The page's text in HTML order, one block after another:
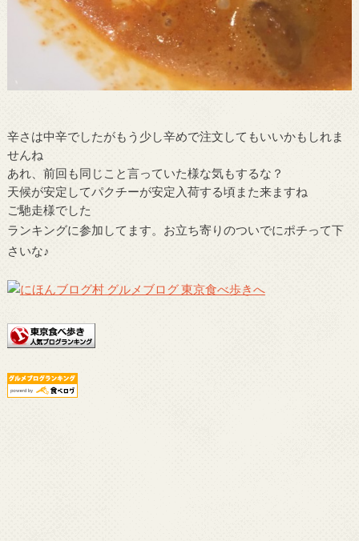
辛さは中辛でしたがもう少し辛めで注文してもいいかもしれま
せんね
あれ、前回も同じこと言っていた様な気もするな？
天候が安定してパクチーが安定入荷する頃また来ますね
ご馳走様でした
ランキングに参加してます。お立ち寄りのついでにポチって下
さいな♪